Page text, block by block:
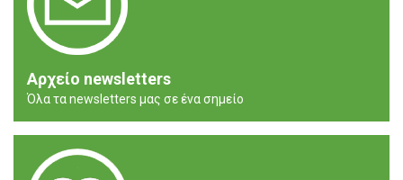
Αρχείο newsletters
Όλα τα newsletters μας σε ένα σημείο